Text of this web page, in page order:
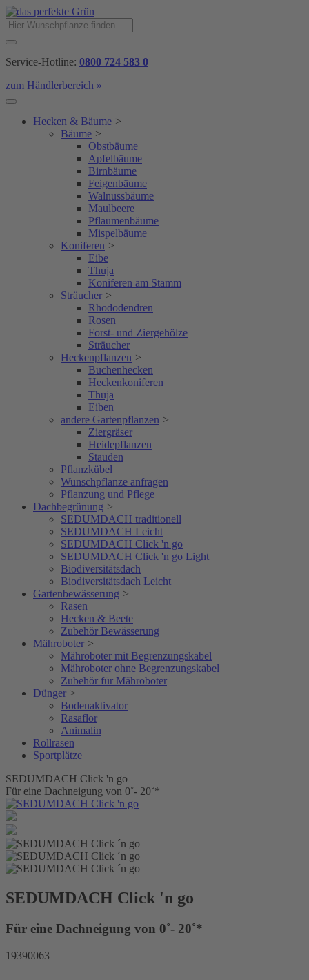
Service-Hotline: 0800 724 583 0
zum Händlerbereich »
Hecken & Bäume >
Bäume >
Obstbäume
Apfelbäume
Birnbäume
Feigenbäume
Walnussbäume
Maulbeere
Pflaumenbäume
Mispelbäume
Koniferen >
Eibe
Thuja
Koniferen am Stamm
Sträucher >
Rhododendren
Rosen
Forst- und Ziergehölze
Sträucher
Heckenpflanzen >
Buchenhecken
Heckenkoniferen
Thuja
Eiben
andere Gartenpflanzen >
Ziergräser
Heidepflanzen
Stauden
Pflanzkübel
Wunschpflanze anfragen
Pflanzung und Pflege
Dachbegrünung >
SEDUMDACH traditionell
SEDUMDACH Leicht
SEDUMDACH Click 'n go
SEDUMDACH Click 'n go Light
Biodiversitätsdach
Biodiversitätsdach Leicht
Gartenbewässerung >
Rasen
Hecken & Beete
Zubehör Bewässerung
Mähroboter >
Mähroboter mit Begrenzungskabel
Mähroboter ohne Begrenzungskabel
Zubehör für Mähroboter
Dünger >
Bodenaktivator
Rasaflor
Animalin
Rollrasen
Sportplätze
SEDUMDACH Click 'n go
Für eine Dachneigung von 0˚- 20˚*
SEDUMDACH Click 'n go
Für eine Dachneigung von 0˚- 20˚*
19390063